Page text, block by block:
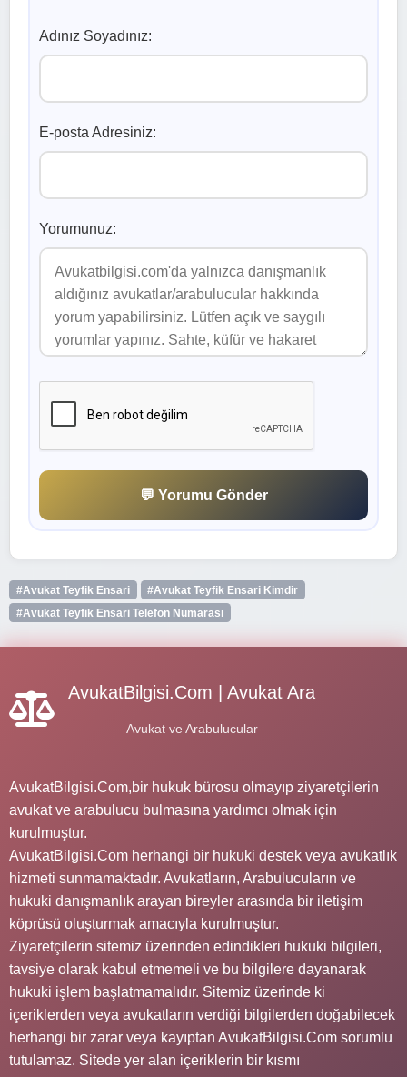
Adınız Soyadınız:
E-posta Adresiniz:
Yorumunuz:
💬 Yorumu Gönder
#Avukat Teyfik Ensari
#Avukat Teyfik Ensari Kimdir
#Avukat Teyfik Ensari Telefon Numarası
AvukatBilgisi.Com | Avukat Ara
Avukat ve Arabulucular
AvukatBilgisi.Com,bir hukuk bürosu olmayıp ziyaretçilerin
avukat ve arabulucu bulmasına yardımcı olmak için
kurulmuştur.
AvukatBilgisi.Com herhangi bir hukuki destek veya avukatlık
hizmeti sunmamaktadır. Avukatların, Arabulucuların ve
hukuki danışmanlık arayan bireyler arasında bir iletişim
köprüsü oluşturmak amacıyla kurulmuştur.
Ziyaretçilerin sitemiz üzerinden edindikleri hukuki bilgileri,
tavsiye olarak kabul etmemeli ve bu bilgilere dayanarak
hukuki işlem başlatmamalıdır. Sitemiz üzerinde ki
içeriklerden veya avukatların verdiği bilgilerden doğabilecek
herhangi bir zarar veya kayıptan AvukatBilgisi.Com sorumlu
tutulamaz. Sitede yer alan içeriklerin bir kısmı